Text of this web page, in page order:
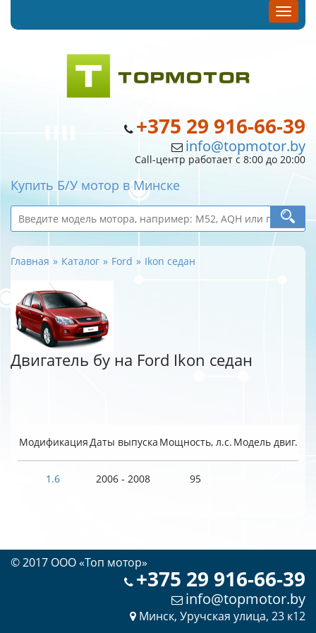
+375 29 916-66-39
info@topmotor.by
Call-центр работает с 8:00 до 20:00
Купить Б/У мотор в Минске
Главная Каталог Ford Ikon седан
Двигатель бу на Ford Ikon седан
МодификацияДаты выпуска Мощность, л.с. Модель двиг.
1.6 2006 - 2008 95
© 2017 OOO «Топ мотор»
+375 29 916-66-39
info@topmotor.by
Минск, Уручская улица, 23 к12